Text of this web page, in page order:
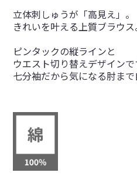
立体刺しゅうが「高見え」。
きれいを叶える上質ブラウス
ピンタックの縦ラインと
ウエスト切り替えデザインで
七分袖だから気になる肘まで